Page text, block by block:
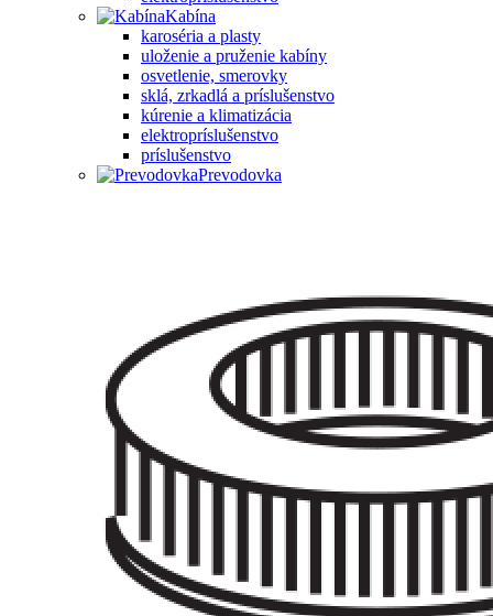
Kabína
karoséria a plasty
uloženie a pruženie kabíny
osvetlenie, smerovky
sklá, zrkadlá a príslušenstvo
kúrenie a klimatizácia
elektropríslušenstvo
príslušenstvo
Prevodovka